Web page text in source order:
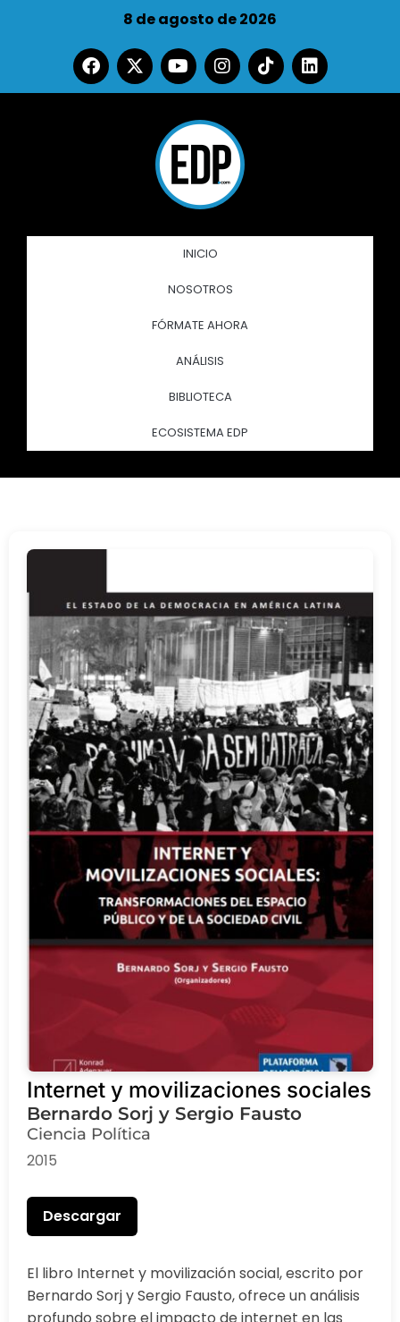
8 de agosto de 2026
INICIO
NOSOTROS
FÓRMATE AHORA
ANÁLISIS
BIBLIOTECA
ECOSISTEMA EDP
Internet y movilizaciones sociales
Bernardo Sorj y Sergio Fausto
Ciencia Política
2015
Descargar
El libro Internet y movilización social, escrito por
Bernardo Sorj y Sergio Fausto, ofrece un análisis